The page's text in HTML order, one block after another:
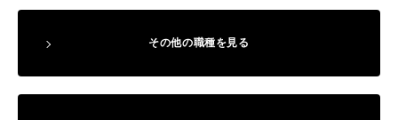
その他の職種を見る